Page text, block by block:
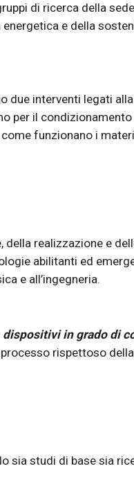
di ricerca della
e della
due interventi legati
per il condizionamento
funzionano i
realizzazione e
abilitanti ed
e all’ingegneria.
dispositivi in grado di
rispettoso
sia studi di base sia